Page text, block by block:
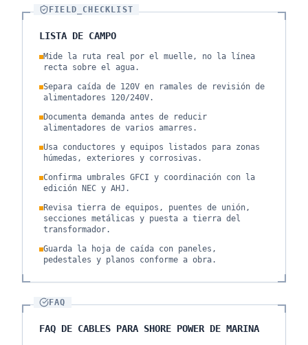
FIELD_CHECKLIST
LISTA DE CAMPO
Mide la ruta real por el muelle, no la línea
recta sobre el agua.
Separa caída de 120V en ramales de revisión de
alimentadores 120/240V.
Documenta demanda antes de reducir
alimentadores de varios amarres.
Usa conductores y equipos listados para zonas
húmedas, exteriores y corrosivas.
Confirma umbrales GFCI y coordinación con la
edición NEC y AHJ.
Revisa tierra de equipos, puentes de unión,
secciones metálicas y puesta a tierra del
transformador.
Guarda la hoja de caída con paneles,
pedestales y planos conforme a obra.
FAQ
FAQ DE CABLES PARA SHORE POWER DE MARINA